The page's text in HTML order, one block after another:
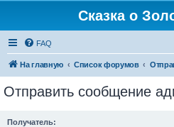
Сказка о
FAQ
На главную Список форумов
Отправить сообщение
Получатель: